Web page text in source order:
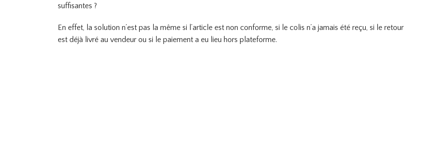
suffisantes ?
En effet, la solution n’est pas la même si l’article est non conforme, si le colis n’a jamais été reçu, si le retour
est déjà livré au vendeur ou si le paiement a eu lieu hors plateforme.